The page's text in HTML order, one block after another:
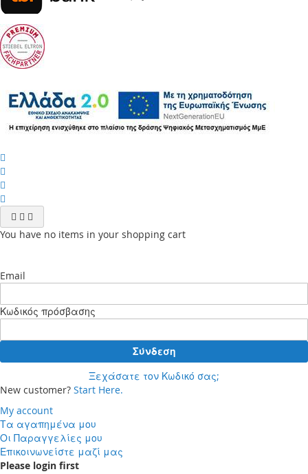
You have no items in your shopping cart
Email
Κωδικός πρόσβασης
Σύνδεση
Ξεχάσατε τον Κωδικό σας;
New customer? Start Here.
My account
Τα αγαπημένα μου
Οι Παραγγελίες μου
Επικοινωνείστε μαζί μας
Please login first